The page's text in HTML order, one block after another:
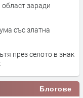
заради
със златна
Блогове